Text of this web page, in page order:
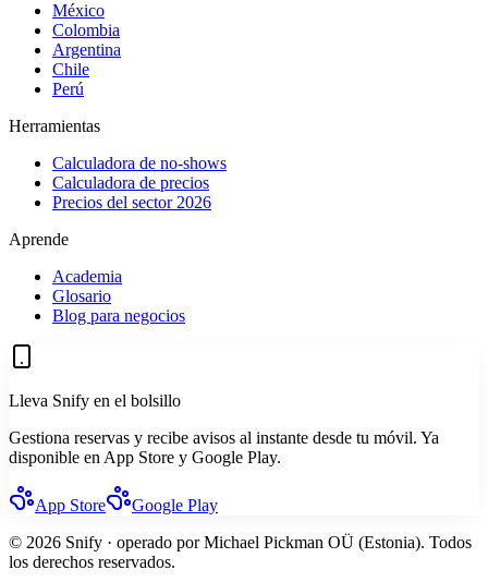
México
Colombia
Argentina
Chile
Perú
Herramientas
Calculadora de no-shows
Calculadora de precios
Precios del sector 2026
Aprende
Academia
Glosario
Blog para negocios
Lleva Snify en el bolsillo
Gestiona reservas y recibe avisos al instante desde tu móvil. Ya
disponible en App Store y Google Play.
App Store
Google Play
© 2026 Snify · operado por Michael Pickman OÜ (Estonia). Todos
los derechos reservados.